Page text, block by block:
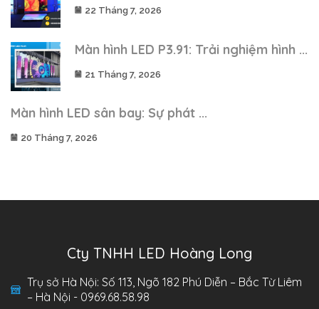
22 Tháng 7, 2026
Màn hình LED P3.91: Trải nghiệm hình ...
21 Tháng 7, 2026
Màn hình LED sân bay: Sự phát ...
20 Tháng 7, 2026
Cty TNHH LED Hoàng Long
Trụ sở Hà Nội: Số 113, Ngõ 182 Phú Diễn – Bắc Từ Liêm
– Hà Nội - 0969.68.58.98